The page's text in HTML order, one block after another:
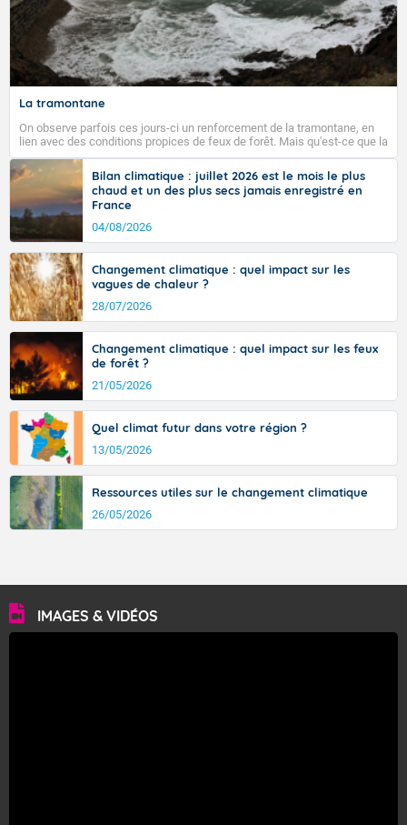
La tramontane
On observe parfois ces jours-ci un renforcement de la tramontane, en
lien avec des conditions propices de feux de forêt. Mais qu'est-ce que la
tramontane ? Quelles sont ses caractéristiques ? La tramontane est un
vent turbulent soufflant de secteur nord-ouest à nord, ou ouest à nord-
ouest, dans un secteur qui part du Roussillon à la vallée de l’Aude et à
l’ouest de l’Hérault. L’étymologie de ce vent vient du latin trasmontanus,
signifiant au-delà des monts, en allusion aux régions montagneuses
d’où provient ce vent.
Bilan climatique : juillet 2026 est le mois le plus
chaud et un des plus secs jamais enregistré en
France
04/08/2026
Changement climatique : quel impact sur les
vagues de chaleur ?
28/07/2026
Changement climatique : quel impact sur les feux
de forêt ?
21/05/2026
Quel climat futur dans votre région ?
13/05/2026
Ressources utiles sur le changement climatique
26/05/2026
IMAGES & VIDÉOS